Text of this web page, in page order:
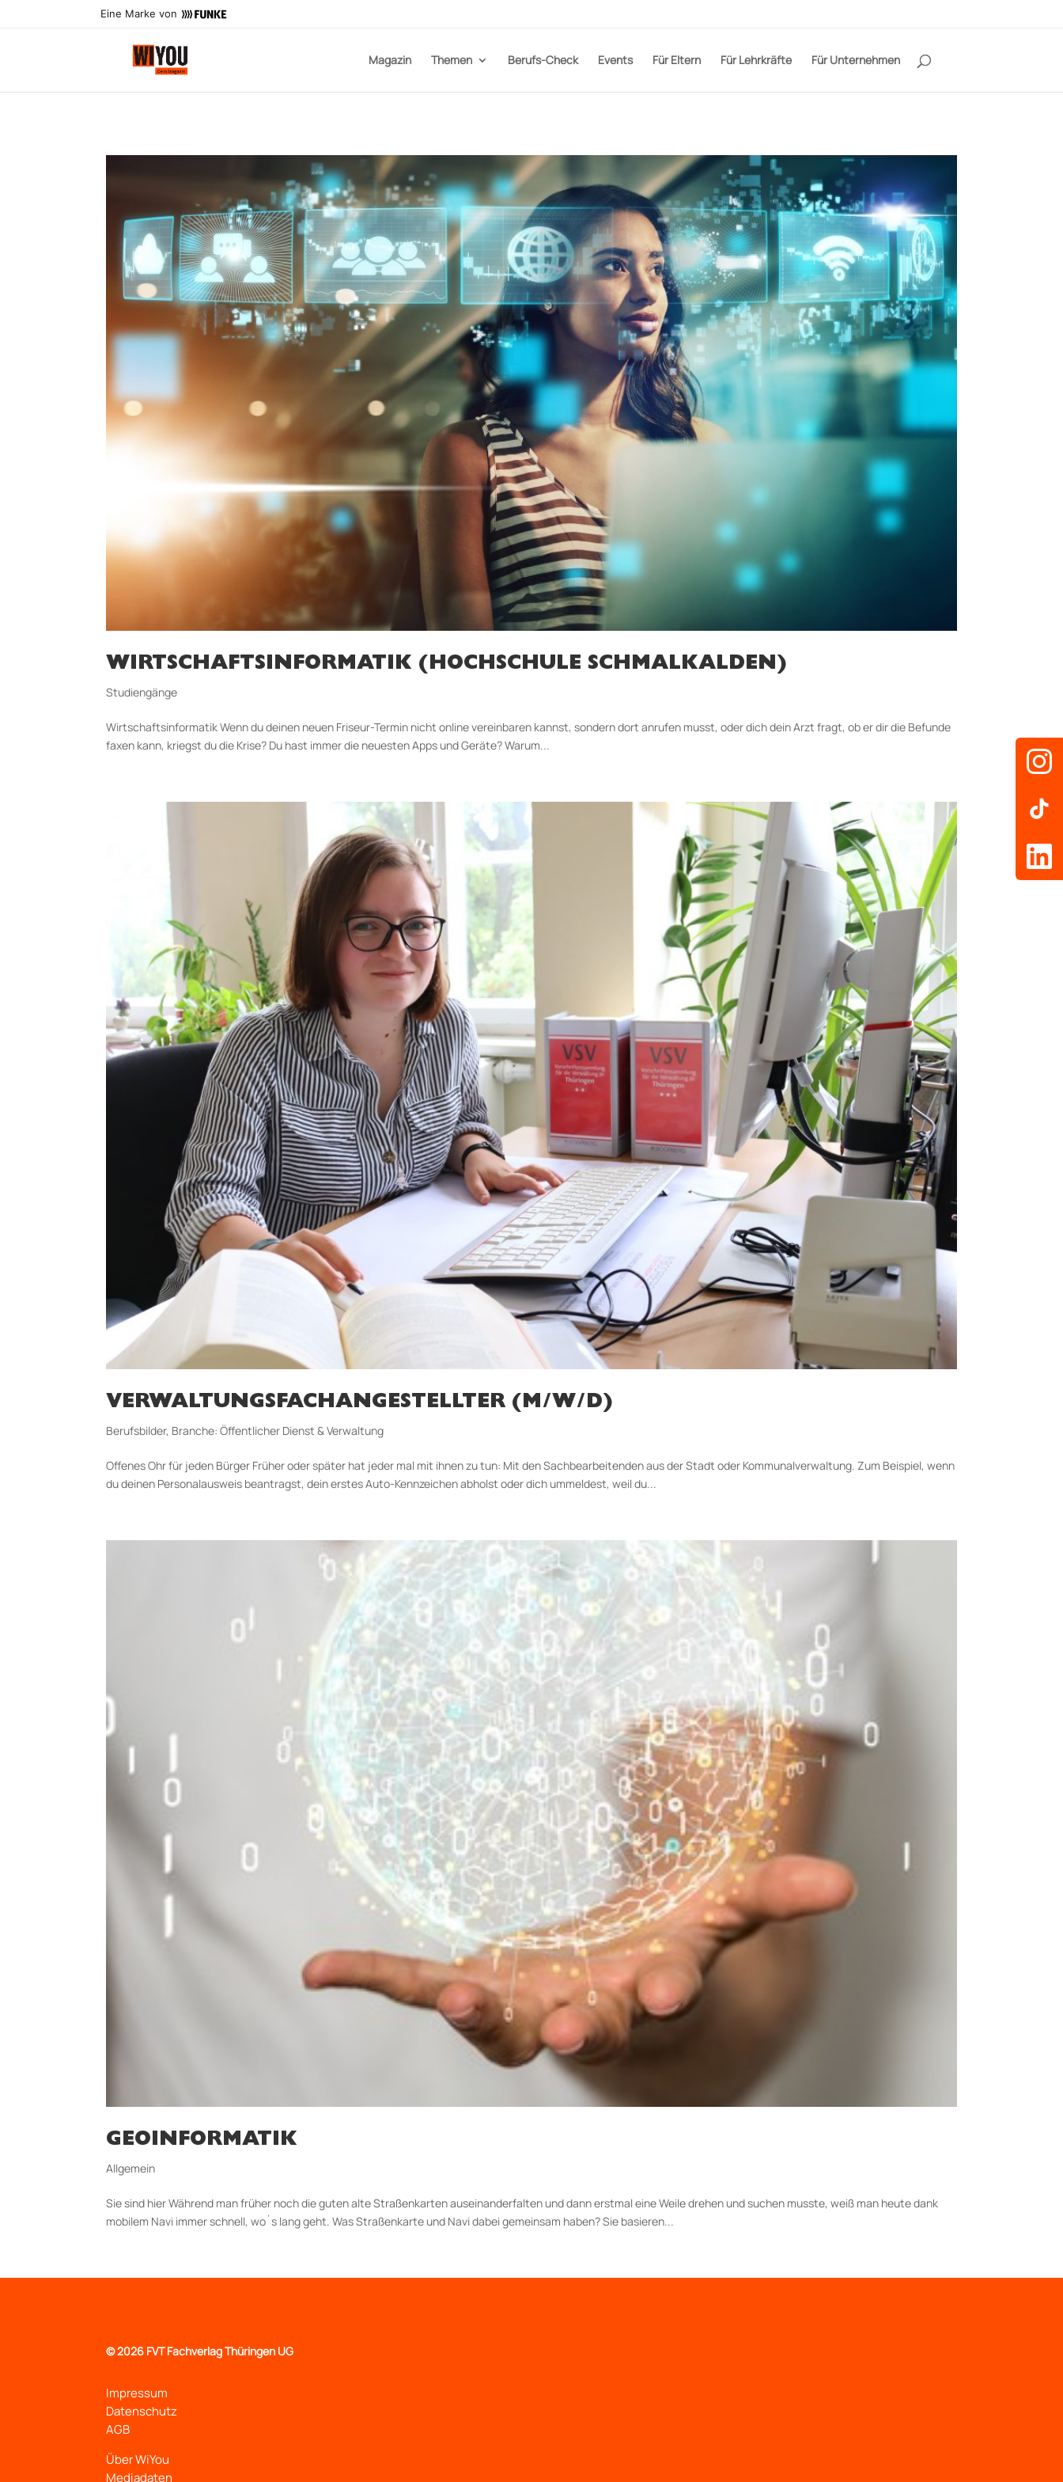
Eine Marke von
Magazin Themen Berufs-Check Events Für Eltern Für Lehrkräfte Für Unternehmen
WIRTSCHAFTSINFORMATIK (HOCHSCHULE SCHMALKALDEN)
Studiengänge
Wirtschaftsinfor­ma­tik Wenn du deinen neuen Friseur-Termin nicht online vereinbaren kannst, sondern dort an­rufen musst, oder dich dein Arzt fragt, ob er dir die Befunde
faxen kann, kriegst du die Krise? Du hast immer die neu­esten Apps und Geräte? Warum...
VERWALTUNGSFACHANGESTELLTER (M/W/D)
Berufsbilder, Branche: Öffentlicher Dienst & Verwaltung
Offenes Ohr für jeden Bürger Früher oder später hat jeder mal mit ihnen zu tun: Mit den Sachbearbeitenden aus der Stadt­ oder Kommunalverwaltung. Zum Beispiel, wenn
du deinen Personalausweis beantragst, dein erstes Auto-Kennzeichen abholst oder dich ummeldest, weil du...
GEOINFORMATIK
Allgemein
Sie sind hier Während man früher noch die guten alte Straßenkarten auseinanderfalten und dann erstmal eine Weile drehen und suchen musste, weiß man heute dank
mobilem Navi immer schnell, wo´s lang geht. Was Straßenkarte und Navi dabei gemeinsam haben? Sie basieren...
©2026 FVT Fachverlag Thüringen UG
Impressum
Datenschutz
AGB
Über WiYou
Mediadaten